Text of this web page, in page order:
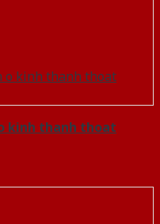
kinh thanh thoat